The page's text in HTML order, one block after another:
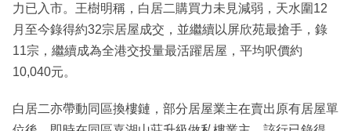
力已入市。王樹明稱，白居二購買力未見減弱，天水圍12
月至今錄得約32宗居屋成交，並繼續以屏欣苑最搶手，錄
11宗，繼續成為全港交投量最活躍居屋，平均呎價約
10,040元。
白居二亦帶動同區換樓鏈，部分居屋業主在賣出原有居屋單